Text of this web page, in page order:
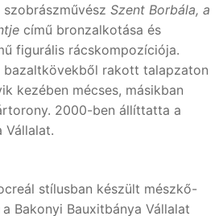
Szent Borbála, a
című bronzalkotása és
figurális rácskompozíciója.
bazaltkövekből rakott talapzaton
kezében mécses, másikban
2000-ben állíttatta a
Vállalat.
stílusban készült mészkő-
Bakonyi Bauxitbánya Vállalat